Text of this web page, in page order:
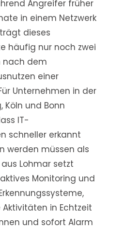
Angreifer früher
in einem Netzwerk
dieses
häufig nur noch zwei
nach dem
einer
Unternehmen in der
Köln und Bonn
IT-
schneller erkannt
werden müssen als
Lohmar setzt
Monitoring und
in Echtzeit
und sofort Alarm